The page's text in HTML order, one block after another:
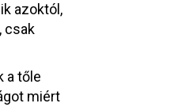
azoktól,
csak
a tőle
miért